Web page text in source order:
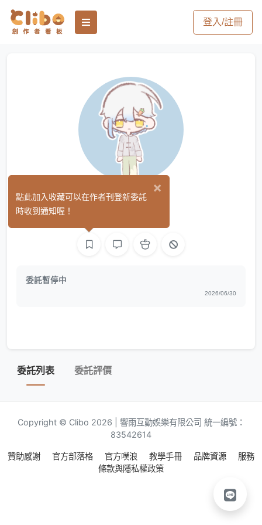
登入/註冊
王月 (0)
委託暫停中
2026/06/30
委託列表 委託評價
Copyright © Clibo 2026 | 響雨互動娛樂有限公司 統一編號：
83542614
贊助感謝 官方部落格 官方噗浪 教學手冊 品牌資源
服務
條款與隱私權政策
×
點此加入收藏可以在作者刊登新委託
時收到通知喔！